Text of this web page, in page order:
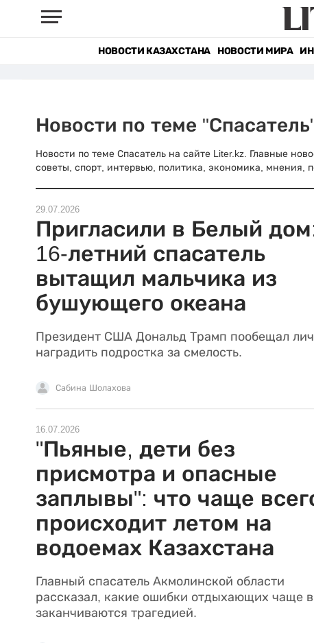
НОВОСТИ КАЗАХСТАНА НОВОСТИ МИРА
Новости по теме
Новости по теме Спасатель на сайте Liter.kz. Главные
советы, спорт, интервью, политика, экономика, мнения,
29.07.2026
Пригласили в Белый
16-летний спасатель
вытащил мальчика из
бушующего океана
Президент США Дональд Трамп пообещал
наградить подростка за смелость.
Сабина Шолахова
16.07.2026
"Пьяные, дети без
присмотра и опасные
заплывы": что чаще
происходит летом на
водоемах Казахстана
Главный спасатель Акмолинской области
рассказал, какие ошибки отдыхающих чаще
заканчиваются трагедией.